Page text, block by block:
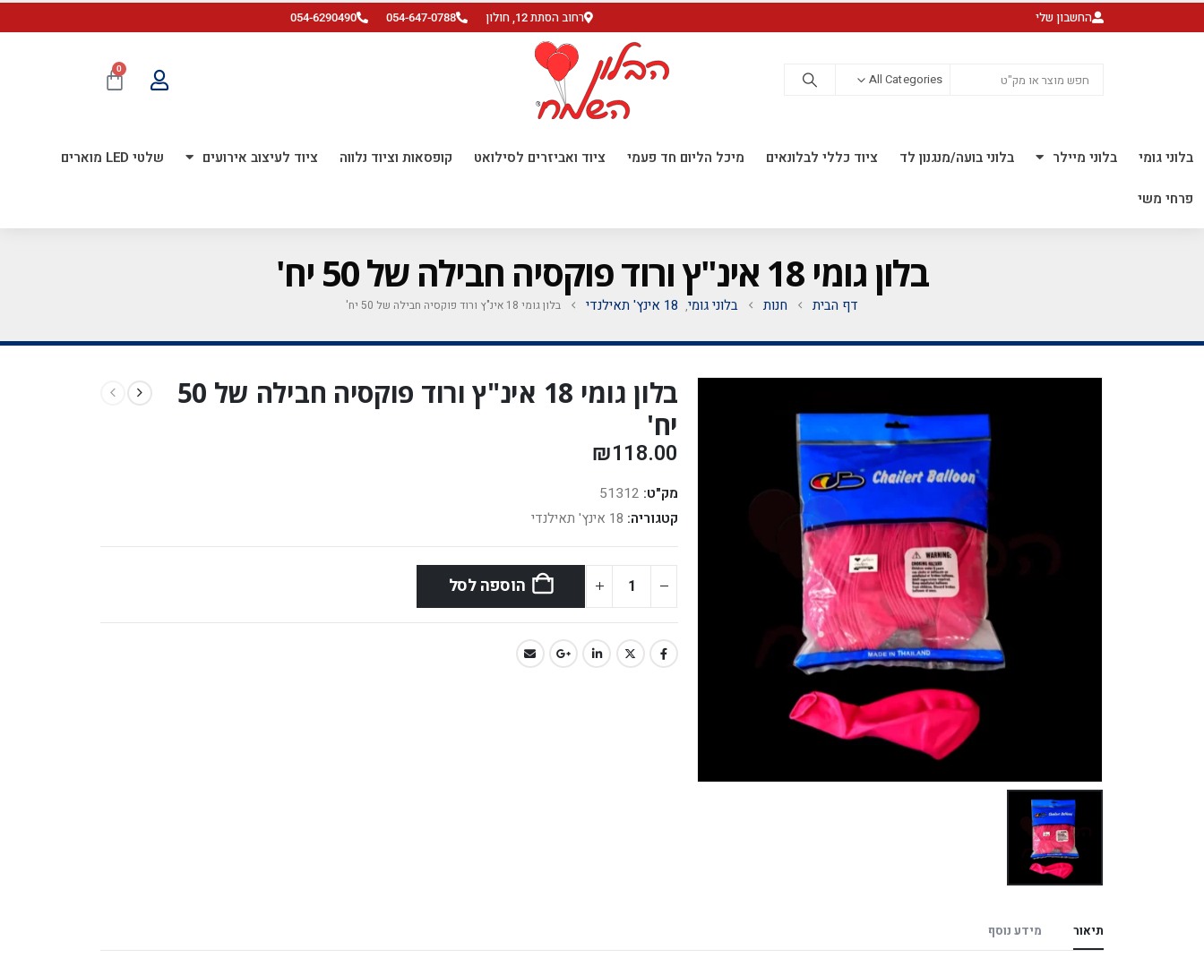
החשבון שלי רחוב הסתת 12, חולון 054-647-0788
054-6290490
All Categories
0
בלוני גומי בלוני מיילר בלוני בועה/מנגנון לד ציוד כללי לבלונאים מיכל הליום חד פעמי ציוד ואביזרים לסילואט קופסאות וציוד נלווה ציוד לעיצוב אירועים שלטי LED מוארים
פרחי משי
בלון גומי 18 אינ"ץ ורוד פוקסיה חבילה של 50 יח'
דף הבית חנות בלוני גומי, 18 אינץ' תאילנדי בלון גומי 18 אינ"ץ ורוד פוקסיה חבילה של 50 יח'
בלון גומי 18 אינ"ץ ורוד פוקסיה חבילה של 50
יח'
₪118.00
מק"ט: 51312
קטגוריה: 18 אינץ' תאילנדי
הוספה לסל
תיאור מידע נוסף